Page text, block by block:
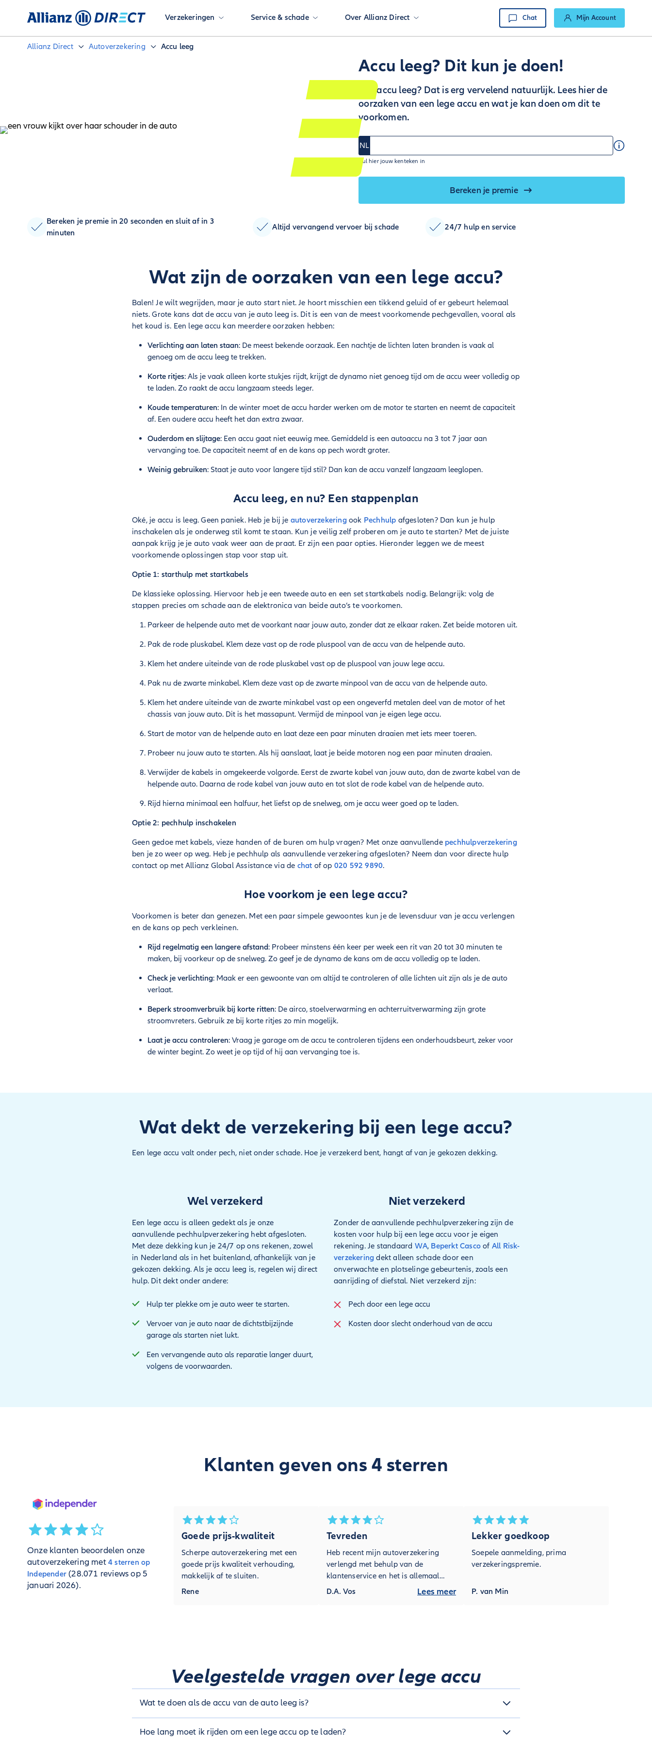
Verzekeringen Service & schade Over Allianz Direct Chat Mijn Account
Allianz Direct Autoverzekering Accu leeg
Accu leeg? Dit kun je doen!
Is je accu leeg? Dat is erg vervelend natuurlijk. Lees hier de
oorzaken van een lege accu en wat je kan doen om dit te
voorkomen.
NL
Vul hier jouw kenteken in
Bereken je premie
Bereken je premie in 20 seconden en sluit af in 3
minuten
Altijd vervangend vervoer bij schade 24/7 hulp en service
Wat zijn de oorzaken van een lege accu?
Balen! Je wilt wegrijden, maar je auto start niet. Je hoort misschien een tikkend geluid of er gebeurt helemaal
niets. Grote kans dat de accu van je auto leeg is. Dit is een van de meest voorkomende pechgevallen, vooral als
het koud is. Een lege accu kan meerdere oorzaken hebben:
Verlichting aan laten staan: De meest bekende oorzaak. Een nachtje de lichten laten branden is vaak al
genoeg om de accu leeg te trekken.
Korte ritjes: Als je vaak alleen korte stukjes rijdt, krijgt de dynamo niet genoeg tijd om de accu weer volledig op
te laden. Zo raakt de accu langzaam steeds leger.
Koude temperaturen: In de winter moet de accu harder werken om de motor te starten en neemt de capaciteit
af. Een oudere accu heeft het dan extra zwaar.
Ouderdom en slijtage: Een accu gaat niet eeuwig mee. Gemiddeld is een autoaccu na 3 tot 7 jaar aan
vervanging toe. De capaciteit neemt af en de kans op pech wordt groter.
Weinig gebruiken: Staat je auto voor langere tijd stil? Dan kan de accu vanzelf langzaam leeglopen.
Accu leeg, en nu? Een stappenplan
Oké, je accu is leeg. Geen paniek. Heb je bij je autoverzekeringook Pechhulp afgesloten? Dan kun je hulp
inschakelen als je onderweg stil komt te staan. Kun je veilig zelf proberen om je auto te starten? Met de juiste
aanpak krijg je je auto vaak weer aan de praat. Er zijn een paar opties. Hieronder leggen we de meest
voorkomende oplossingen stap voor stap uit.
Optie 1: starthulp met startkabels
De klassieke oplossing. Hiervoor heb je een tweede auto en een set startkabels nodig. Belangrijk: volg de
stappen precies om schade aan de elektronica van beide auto’s te voorkomen.
Parkeer de helpende auto met de voorkant naar jouw auto, zonder dat ze elkaar raken. Zet beide motoren uit.
Pak de rode pluskabel. Klem deze vast op de rode pluspool van de accu van de helpende auto.
Klem het andere uiteinde van de rode pluskabel vast op de pluspool van jouw lege accu.
Pak nu de zwarte minkabel. Klem deze vast op de zwarte minpool van de accu van de helpende auto.
Klem het andere uiteinde van de zwarte minkabel vast op een ongeverfd metalen deel van de motor of het
chassis van jouw auto. Dit is het massapunt. Vermijd de minpool van je eigen lege accu.
Start de motor van de helpende auto en laat deze een paar minuten draaien met iets meer toeren.
Probeer nu jouw auto te starten. Als hij aanslaat, laat je beide motoren nog een paar minuten draaien.
Verwijder de kabels in omgekeerde volgorde. Eerst de zwarte kabel van jouw auto, dan de zwarte kabel van de
helpende auto. Daarna de rode kabel van jouw auto en tot slot de rode kabel van de helpende auto.
Rijd hierna minimaal een halfuur, het liefst op de snelweg, om je accu weer goed op te laden.
Optie 2: pechhulp inschakelen
Geen gedoe met kabels, vieze handen of de buren om hulp vragen? Met onze aanvullende pechhulpverzekering
ben je zo weer op weg. Heb je pechhulp als aanvullende verzekering afgesloten? Neem dan voor directe hulp
contact op met Allianz Global Assistance via de chat of op 020 592 9890.
Hoe voorkom je een lege accu?
Voorkomen is beter dan genezen. Met een paar simpele gewoontes kun je de levensduur van je accu verlengen
en de kans op pech verkleinen.
Rijd regelmatig een langere afstand: Probeer minstens één keer per week een rit van 20 tot 30 minuten te
maken, bij voorkeur op de snelweg. Zo geef je de dynamo de kans om de accu volledig op te laden.
Check je verlichting: Maak er een gewoonte van om altijd te controleren of alle lichten uit zijn als je de auto
verlaat.
Beperk stroomverbruik bij korte ritten: De airco, stoelverwarming en achterruitverwarming zijn grote
stroomvreters. Gebruik ze bij korte ritjes zo min mogelijk.
Laat je accu controleren: Vraag je garage om de accu te controleren tijdens een onderhoudsbeurt, zeker voor
de winter begint. Zo weet je op tijd of hij aan vervanging toe is.
Wat dekt de verzekering bij een lege accu?
Een lege accu valt onder pech, niet onder schade. Hoe je verzekerd bent, hangt af van je gekozen dekking.
Wel verzekerd
Een lege accu is alleen gedekt als je onze
aanvullende pechhulpverzekering hebt afgesloten.
Met deze dekking kun je 24/7 op ons rekenen, zowel
in Nederland als in het buitenland, afhankelijk van je
gekozen dekking. Als je accu leeg is, regelen wij direct
hulp. Dit dekt onder andere:
Hulp ter plekke om je auto weer te starten.
Vervoer van je auto naar de dichtstbijzijnde
garage als starten niet lukt.
Een vervangende auto als reparatie langer duurt,
volgens de voorwaarden.
Niet verzekerd
Zonder de aanvullende pechhulpverzekering zijn de
kosten voor hulp bij een lege accu voor je eigen
rekening. Je standaard WA, Beperkt Casco of All Risk-
verzekering dekt alleen schade door een
onverwachte en plotselinge gebeurtenis, zoals een
aanrijding of diefstal. Niet verzekerd zijn:
Pech door een lege accu
Kosten door slecht onderhoud van de accu
Klanten geven ons 4 sterren
Onze klanten beoordelen onze
autoverzekering met 4 sterren op
Independer (28.071 reviews op 5
januari 2026).
Goede prijs-kwaliteit
Scherpe autoverzekering met een
goede prijs kwaliteit verhouding,
makkelijk af te sluiten.
Rene
Tevreden
Heb recent mijn autoverzekering
verlengd met behulp van de
klantenservice en het is allemaal
netjes en accuraat geregeld.
D.A. Vos Lees meer
Lekker goedkoop
Soepele aanmelding, prima
verzekeringspremie.
P. van Min
Veelgestelde vragen over lege accu
Wat te doen als de accu van de auto leeg is?
draagbare acculader. Voorkom herhaling door regelmatig te rijden en de laadspanning van de accu te
Hoe lang moet ik rijden om een lege accu op te laden?